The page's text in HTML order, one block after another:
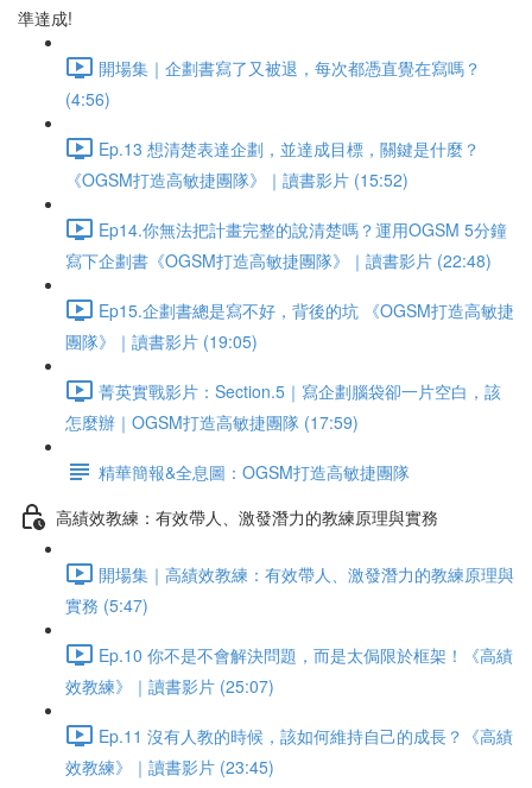
準達成!
開場集｜企劃書寫了又被退，每次都憑直覺在寫嗎？
(4:56)
Ep.13 想清楚表達企劃，並達成目標，關鍵是什麼？
《OGSM打造高敏捷團隊》｜讀書影片 (15:52)
Ep14.你無法把計畫完整的說清楚嗎？運用OGSM 5分鐘
寫下企劃書《OGSM打造高敏捷團隊》｜讀書影片 (22:48)
Ep15.企劃書總是寫不好，背後的坑 《OGSM打造高敏捷
團隊》｜讀書影片 (19:05)
菁英實戰影片：Section.5｜寫企劃腦袋卻一片空白，該
怎麼辦｜OGSM打造高敏捷團隊 (17:59)
精華簡報&全息圖：OGSM打造高敏捷團隊
高績效教練：有效帶人、激發潛力的教練原理與實務
開場集｜高績效教練：有效帶人、激發潛力的教練原理與
實務 (5:47)
Ep.10 你不是不會解決問題，而是太侷限於框架！《高績
效教練》｜讀書影片 (25:07)
Ep.11 沒有人教的時候，該如何維持自己的成長？《高績
效教練》｜讀書影片 (23:45)